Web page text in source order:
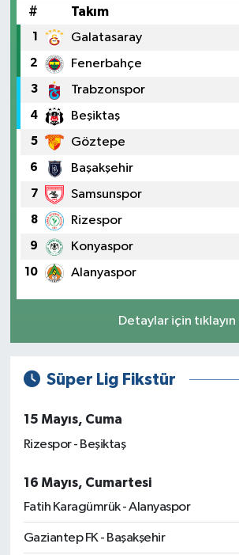
# Takım
1 Galatasaray
2 Fenerbahçe
3 Trabzonspor
4 Beşiktaş
5 Göztepe
6 Başakşehir
7 Samsunspor
8 Rizespor
9 Konyaspor
10 Alanyaspor
Detaylar için tıklayın
Süper Lig Fikstür
15 Mayıs, Cuma
Rizespor - Beşiktaş
16 Mayıs, Cumartesi
Fatih Karagümrük - Alanyaspor
Gaziantep FK - Başakşehir